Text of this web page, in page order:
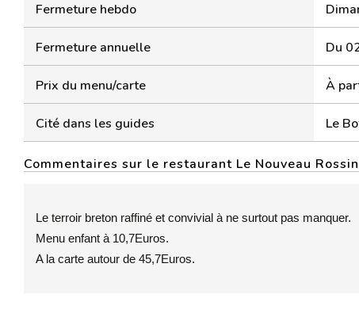
Fermeture hebdo
Fermeture annuelle Du
Prix du menu/carte À
Cité dans les guides Le
Commentaires sur le restaurant Le Nouveau
Le terroir breton raffiné et convivial à ne surtout pas manquer.
Menu enfant à 10,7Euros.
A la carte autour de 45,7Euros.